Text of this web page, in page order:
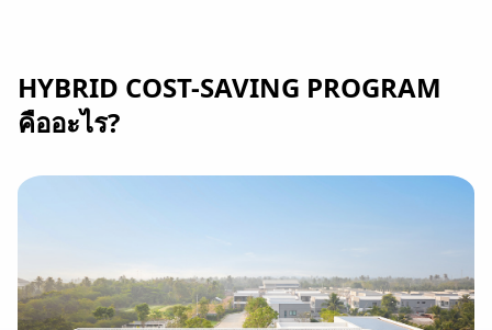
HYBRID COST-SAVING PROGRAM
คืออะไร?